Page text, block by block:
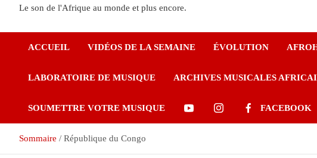
Le son de l'Afrique au monde et plus encore.
ACCUEIL VIDÉOS DE LA SEMAINE ÉVOLUTION
LABORATOIRE DE MUSIQUE ARCHIVES MUSICALES
SOUMETTRE VOTRE MUSIQUE FACEBOOK
Sommaire République du Congo